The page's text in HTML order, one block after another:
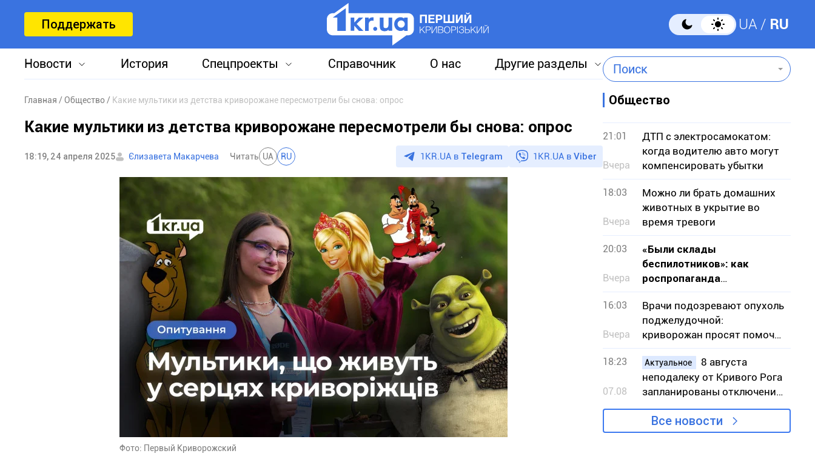
Поддержать UA RU
Новости История Спецпроекты Справочник О нас Другие разделы Поиск
Главная Общество Какие мультики из детства криворожане пересмотрели бы снова: опрос
Какие мультики из детства криворожане пересмотрели бы снова: опрос
18:19, 24 апреля 2025 Єлизавета Макарчева Читать UA RU 1KR.UA в Telegram 1KR.UA в Viber
Фото: Первый Криворожский
Общество
21:01
Вчера
ДТП с электросамокатом:
когда водителю авто могут
компенсировать убытки
18:03
Вчера
Можно ли брать домашних
животных в укрытие во
время тревоги
20:03
Вчера
«Были склады
беспилотников»: как
роспропаганда
оправдывает уничтожение
Эпицентра в Кривом Роге
16:03
Вчера
Врачи подозревают опухоль
поджелудочной:
криворожан просят помочь
собрать средства на
операцию
18:23
07.08
Актуальное
8 августа
неподалеку от Кривого Рога
запланированы отключения
света – адреса
Все новости